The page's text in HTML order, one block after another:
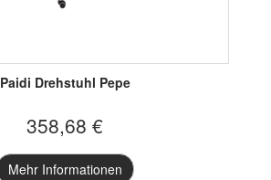
Paidi Drehstuhl Pepe
358,68 €
Mehr Informationen